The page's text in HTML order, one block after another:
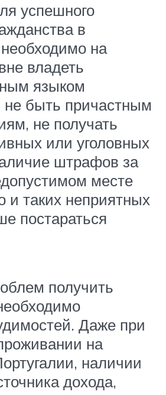
успешного
в
на
владеть
языком
не быть причастным
не получать
или уголовных
штрафов за
месте
и таких неприятных
постараться
получить
Даже при
на
наличии
дохода,